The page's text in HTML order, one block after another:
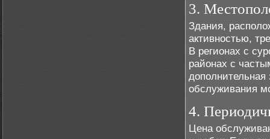
3.
Здания,
активностью,
В регионах с
районах с
дополнительная
обслуживания
4.
Цена